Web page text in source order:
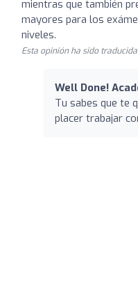
mientras que también
mayores para los
niveles.
Esta opinión ha sido
Well Done!
Tu sabes que te
placer trabajar